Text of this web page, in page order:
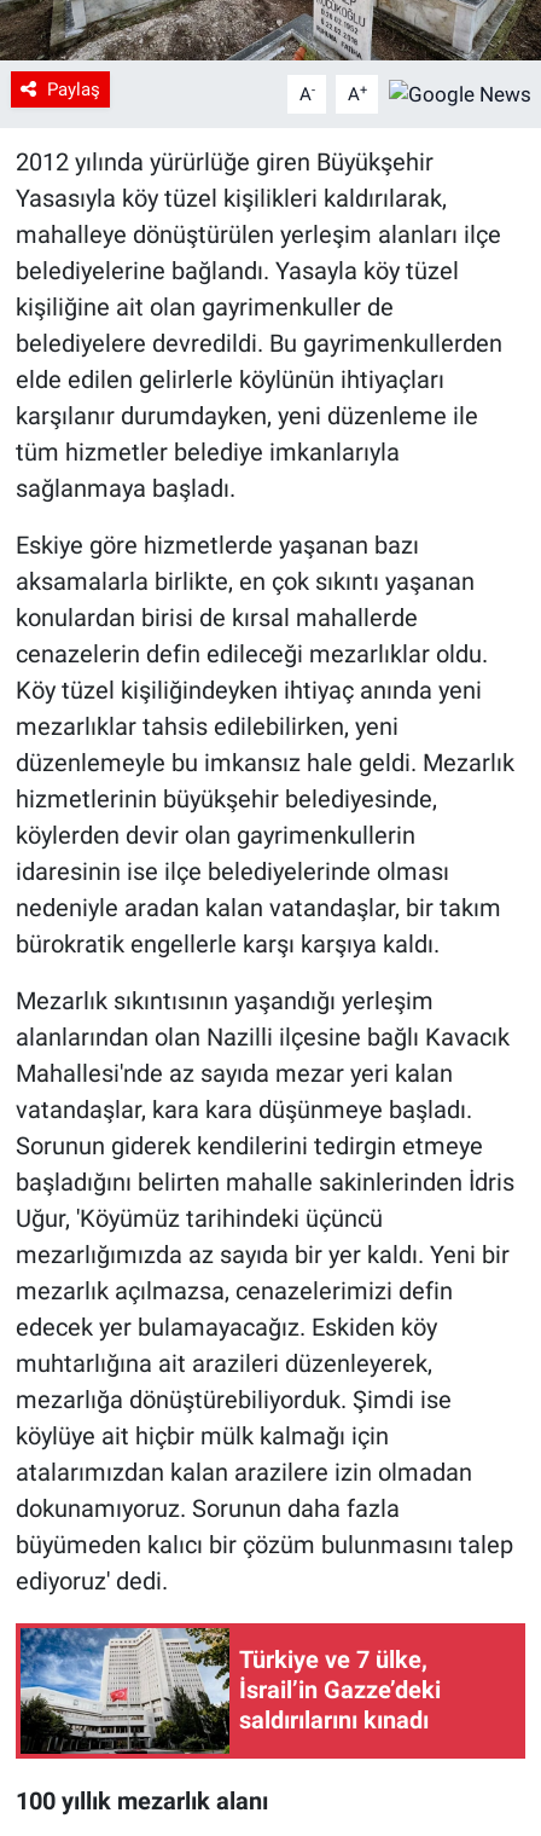
Paylaş A- A+
2012 yılında yürürlüğe giren Büyükşehir
Yasasıyla köy tüzel kişilikleri kaldırılarak,
mahalleye dönüştürülen yerleşim alanları ilçe
belediyelerine bağlandı. Yasayla köy tüzel
kişiliğine ait olan gayrimenkuller de
belediyelere devredildi. Bu gayrimenkullerden
elde edilen gelirlerle köylünün ihtiyaçları
karşılanır durumdayken, yeni düzenleme ile
tüm hizmetler belediye imkanlarıyla
sağlanmaya başladı.
Eskiye göre hizmetlerde yaşanan bazı
aksamalarla birlikte, en çok sıkıntı yaşanan
konulardan birisi de kırsal mahallerde
cenazelerin defin edileceği mezarlıklar oldu.
Köy tüzel kişiliğindeyken ihtiyaç anında yeni
mezarlıklar tahsis edilebilirken, yeni
düzenlemeyle bu imkansız hale geldi. Mezarlık
hizmetlerinin büyükşehir belediyesinde,
köylerden devir olan gayrimenkullerin
idaresinin ise ilçe belediyelerinde olması
nedeniyle aradan kalan vatandaşlar, bir takım
bürokratik engellerle karşı karşıya kaldı.
Mezarlık sıkıntısının yaşandığı yerleşim
alanlarından olan Nazilli ilçesine bağlı Kavacık
Mahallesi'nde az sayıda mezar yeri kalan
vatandaşlar, kara kara düşünmeye başladı.
Sorunun giderek kendilerini tedirgin etmeye
başladığını belirten mahalle sakinlerinden İdris
Uğur, 'Köyümüz tarihindeki üçüncü
mezarlığımızda az sayıda bir yer kaldı. Yeni bir
mezarlık açılmazsa, cenazelerimizi defin
edecek yer bulamayacağız. Eskiden köy
muhtarlığına ait arazileri düzenleyerek,
mezarlığa dönüştürebiliyorduk. Şimdi ise
köylüye ait hiçbir mülk kalmağı için
atalarımızdan kalan arazilere izin olmadan
dokunamıyoruz. Sorunun daha fazla
büyümeden kalıcı bir çözüm bulunmasını talep
ediyoruz' dedi.
Türkiye ve 7 ülke,
İsrail’in Gazze’deki
saldırılarını kınadı
100 yıllık mezarlık alanı